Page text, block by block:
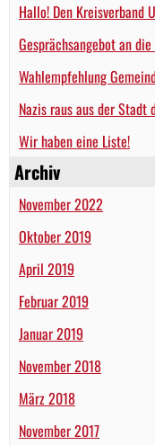
Hallo! Den Kreisverband
Gesprächsangebot an
Wahlempfehlung
Nazis raus aus der Stadt
Wir haben eine Liste!
Archiv
November 2022
Oktober 2019
April 2019
Februar 2019
Januar 2019
November 2018
März 2018
November 2017